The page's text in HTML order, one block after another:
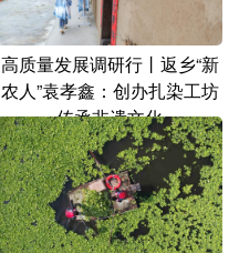
云南 西藏
青海 宁夏
黑龙江
高质量发展调研行丨返乡“新
农人”袁孝鑫：创办扎染工坊
传承非遗文化